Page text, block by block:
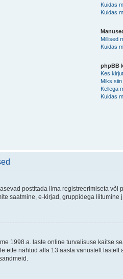
Kuidas
Kuidas
Millised
Kuidas
phpBB
Kes
Miks
Kellega
Kuidas
postitada ilma registreerimiseta
saatmine, e-kirjad, gruppidega
1998.a. laste online turvalisuse kaitse
ette nähtud alla 13 aasta vanustelt